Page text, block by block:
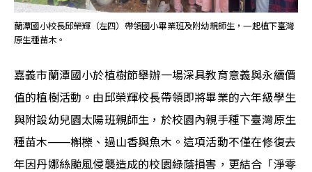
蘭潭國小校長邱榮輝（左四）帶領國小畢業班及附幼親師生，一起植下臺灣
原生種苗木。
嘉義市蘭潭國小於植樹節舉辦一場深具教育意義與永續價
值的植樹活動。由邱榮輝校長帶領即將畢業的六年級學生
與附設幼兒園太陽班親師生，於校園內親手種下臺灣原生
種苗木——­­槲櫟、過山香與魚木。這項活動不僅在修復去
年因丹娜絲颱風侵襲造成的校園綠蔭損害，更結合「淨零